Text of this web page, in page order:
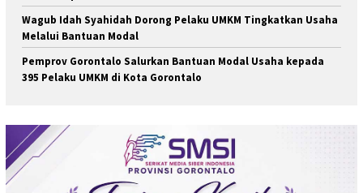
Wagub Idah Syahidah Dorong Pelaku UMKM Tingkatkan Usaha
Melalui Bantuan Modal
Pemprov Gorontalo Salurkan Bantuan Modal Usaha kepada
395 Pelaku UMKM di Kota Gorontalo